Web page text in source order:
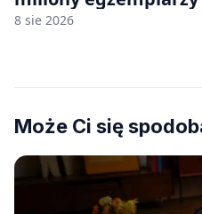
8 sie 2026
Może Ci się